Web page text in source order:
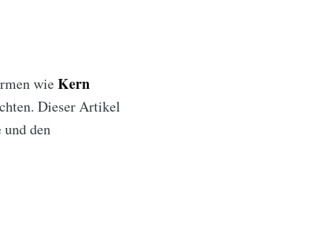
wieKern
Dieser Artikel
den